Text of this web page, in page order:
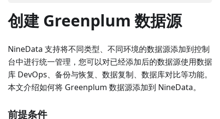
创建 Greenplum 数据源
NineData 支持将不同类型、不同环境的数据源添加到控制
台中进行统一管理，您可以对已经添加后的数据源使用数据
库 DevOps、备份与恢复、数据复制、数据库对比等功能。
本文介绍如何将 Greenplum 数据源添加到 NineData。
前提条件